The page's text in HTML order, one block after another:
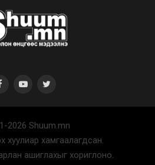
сондгой
хэм дулаан
2026 Shuum.mn
хуулиар хамгаалагдсан.
ашиглахыг хориглоно.